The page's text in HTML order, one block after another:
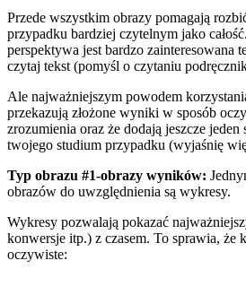
Przede wszystkim obrazy pomagają
przypadku bardziej czytelnym jako
perspektywa jest bardzo zainteresowana
czytaj tekst (pomyśl o czytaniu
Ale najważniejszym powodem
przekazują złożone wyniki w sposób
zrozumienia oraz że dodają jeszcze jeden
twojego studium przypadku (wyjaśnię
Typ obrazu #1-obrazy wyników:
obrazów do uwzględnienia są wykresy.
Wykresy pozwalają pokazać
konwersje itp.) z czasem. To sprawia, że
oczywiste: